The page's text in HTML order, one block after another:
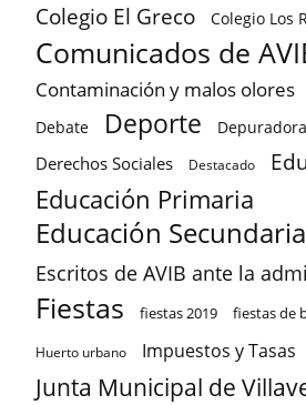
Colegio El Greco Colegio Los
Comunicados de
Contaminación y malos olores
Debate Deporte Depuradora
Derechos Sociales Destacado
Educación Primaria
Educación Secundaria
Escritos de AVIB ante la
Fiestas fiestas 2019 fiestas de
Huerto urbano Impuestos y Tasas
Junta Municipal de